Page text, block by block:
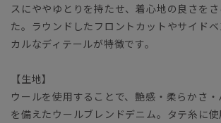
スにややゆとりを持たせ、着心地の良さを
た。ラウンドしたフロントカットやサイド
カルなディテールが特徴です。
【生地】
ウールを使用することで、艶感・柔らかさ
を備えたウールブレンドデニム。タテ糸に